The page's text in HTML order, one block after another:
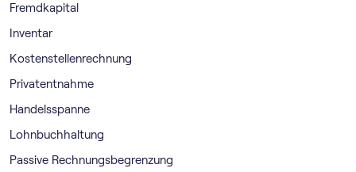
Fremdkapital
Inventar
Kostenstellenrechnung
Privatentnahme
Handelsspanne
Lohnbuchhaltung
Passive Rechnungsbegrenzung